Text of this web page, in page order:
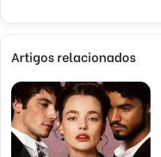
Artigos relacionados